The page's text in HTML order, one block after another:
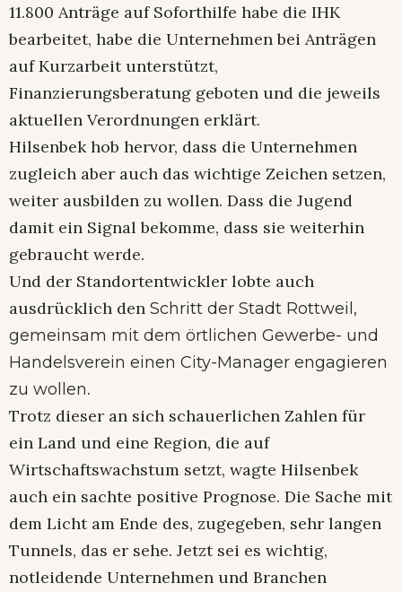
11.800 Anträge auf Soforthilfe habe die IHK
bearbeitet, habe die Unternehmen bei Anträgen
auf Kurzarbeit unterstützt,
Finanzierungsberatung geboten und die jeweils
aktuellen Verordnungen erklärt.
Hilsenbek hob hervor, dass die Unternehmen
zugleich aber auch das wichtige Zeichen setzen,
weiter ausbilden zu wollen. Dass die Jugend
damit ein Signal bekomme, dass sie weiterhin
gebraucht werde.
Und der Standortentwickler lobte auch
ausdrücklich den Schritt der Stadt Rottweil,
gemeinsam mit dem örtlichen Gewerbe- und
Handelsverein einen City-Manager engagieren
zu wollen.
Trotz dieser an sich schauerlichen Zahlen für
ein Land und eine Region, die auf
Wirtschaftswachstum setzt, wagte Hilsenbek
auch ein sachte positive Prognose. Die Sache mit
dem Licht am Ende des, zugegeben, sehr langen
Tunnels, das er sehe. Jetzt sei es wichtig,
notleidende Unternehmen und Branchen